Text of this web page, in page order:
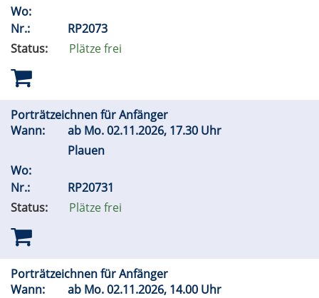
Wo:
Nr.:
RP2073
Status:
Plätze frei
Porträtzeichnen für Anfänger
Wann:
ab Mo.02.11.2026, 17.30 Uhr
Plauen
Wo:
Nr.:
RP20731
Status:
Plätze frei
Porträtzeichnen für Anfänger
Wann:
ab Mo.02.11.2026, 14.00 Uhr